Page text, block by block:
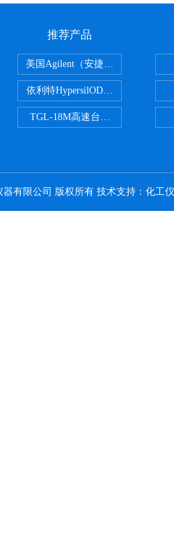
推荐产品
美国Agilent（安捷伦） PLOT色谱
依利特HypersilODS2/C18/C8/
TGL-18M高速台式冷冻离心机
有限公司 版权所有 技术支持： 化工